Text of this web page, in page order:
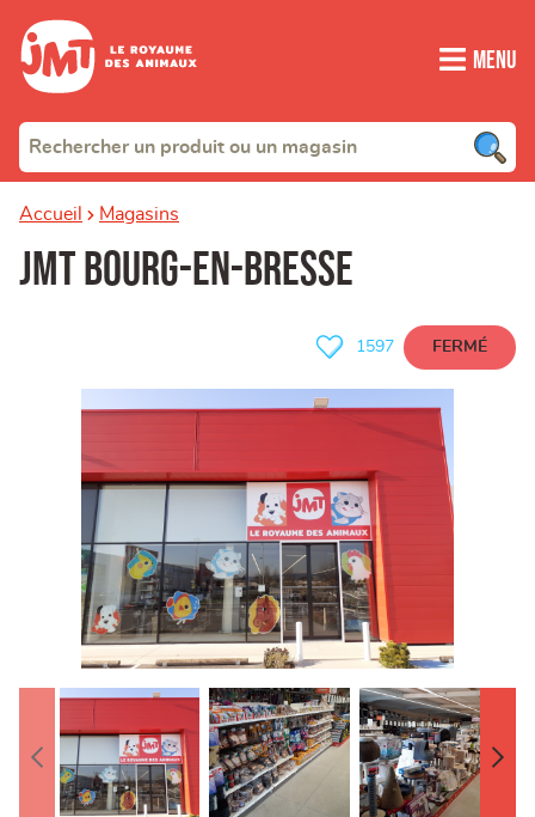
Menu
Accueil Magasins
JMT Bourg-en-Bresse
1597 FERMÉ